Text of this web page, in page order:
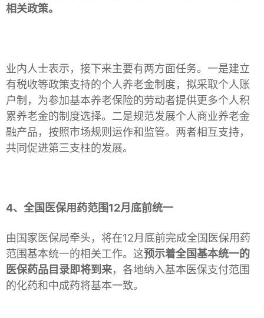
相关政策。
业内人士表示，接下来主要有两方面任务。一是建立
有税收等政策支持的个人养老金制度，拟采取个人账
户制，为参加基本养老保险的劳动者提供更多个人积
累养老金的制度选择。二是规范发展个人商业养老金
融产品，按照市场规则运作和监管。两者相互支持，
共同促进第三支柱的发展。
4、全国医保用药范围12月底前统一
由国家医保局牵头，将在12月底前完成全国医保用药
范围基本统一的相关工作。这预示着全国基本统一的
医保药品目录即将到来，各地纳入基本医保支付范围
的化药和中成药将基本一致。